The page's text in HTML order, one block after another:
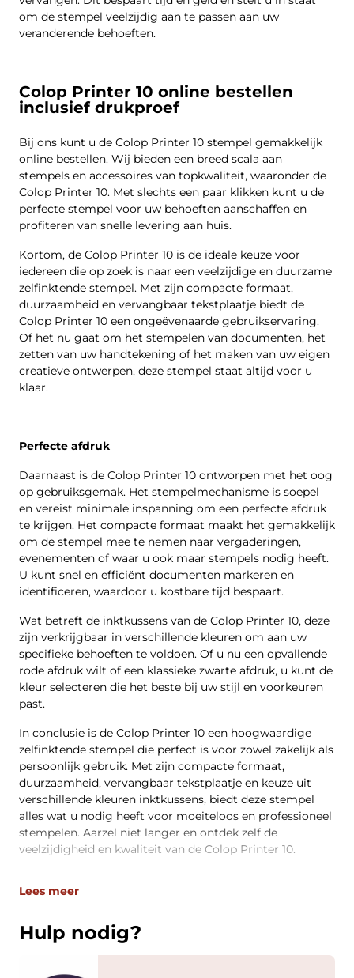
om de stempel veelzijdig aan te passen aan uw
veranderende behoeften.
Colop Printer 10 online bestellen
inclusief drukproef
Bij ons kunt u de Colop Printer 10 stempel gemakkelijk
online bestellen. Wij bieden een breed scala aan
stempels en accessoires van topkwaliteit, waaronder de
Colop Printer 10. Met slechts een paar klikken kunt u de
perfecte stempel voor uw behoeften aanschaffen en
profiteren van snelle levering aan huis.
Kortom, de Colop Printer 10 is de ideale keuze voor
iedereen die op zoek is naar een veelzijdige en duurzame
zelfinktende stempel. Met zijn compacte formaat,
duurzaamheid en vervangbaar tekstplaatje biedt de
Colop Printer 10 een ongeëvenaarde gebruikservaring.
Of het nu gaat om het stempelen van documenten, het
zetten van uw handtekening of het maken van uw eigen
creatieve ontwerpen, deze stempel staat altijd voor u
klaar.
Perfecte afdruk
Daarnaast is de Colop Printer 10 ontworpen met het oog
op gebruiksgemak. Het stempelmechanisme is soepel
en vereist minimale inspanning om een perfecte afdruk
te krijgen. Het compacte formaat maakt het gemakkelijk
om de stempel mee te nemen naar vergaderingen,
evenementen of waar u ook maar stempels nodig heeft.
U kunt snel en efficiënt documenten markeren en
identificeren, waardoor u kostbare tijd bespaart.
Wat betreft de inktkussens van de Colop Printer 10, deze
zijn verkrijgbaar in verschillende kleuren om aan uw
specifieke behoeften te voldoen. Of u nu een opvallende
rode afdruk wilt of een klassieke zwarte afdruk, u kunt de
kleur selecteren die het beste bij uw stijl en voorkeuren
past.
In conclusie is de Colop Printer 10 een hoogwaardige
zelfinktende stempel die perfect is voor zowel zakelijk als
persoonlijk gebruik. Met zijn compacte formaat,
duurzaamheid, vervangbaar tekstplaatje en keuze uit
verschillende kleuren inktkussens, biedt deze stempel
alles wat u nodig heeft voor moeiteloos en professioneel
stempelen. Aarzel niet langer en ontdek zelf de
veelzijdigheid en kwaliteit van de Colop Printer 10.
Lees meer
Hulp nodig?